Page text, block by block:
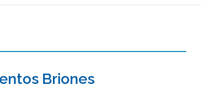
Estudios Internacionales
Briones